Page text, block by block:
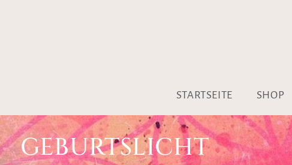
STARTSEITE SHOP
GEBURTSLICHT